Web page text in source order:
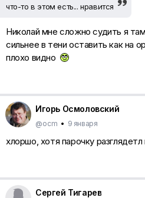
что-то в этом есть... нравится
Николай мне сложно судить я
сильнее в тени оставить как на
плохо видно
Игорь Осмоловский
@ocm • 9 января
хлоршо, хотя парочку разглядетл
Сергей Тигарев